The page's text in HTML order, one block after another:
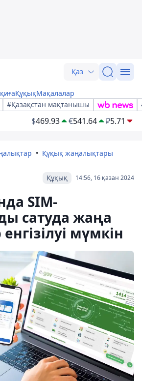
Қаз
ҚұқықМақалалар
#Қазақстан мақтанышы
$469.93 €541.64 ₽5.71
Құқық жаңалықтары
14:56, 16 қазан 2024
Құқық
SIM-
сатуда жаңа
мүмкін